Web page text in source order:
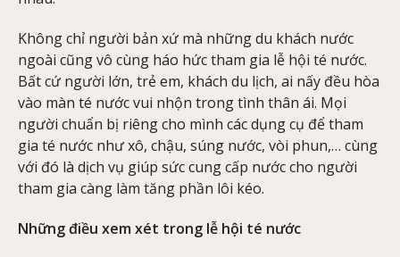
Không chỉ người bản xứ mà những du khách nước
ngoài cũng vô cùng háo hức tham gia lễ hội té nước.
Bất cứ người lớn, trẻ em, khách du lịch, ai nấy đều hòa
vào màn té nước vui nhộn trong tình thân ái. Mọi
người chuẩn bị riêng cho mình các dụng cụ để tham
gia té nước như xô, chậu, súng nước, vòi phun,… cùng
với đó là dịch vụ giúp sức cung cấp nước cho người
tham gia càng làm tăng phần lôi kéo.
Những điều xem xét trong lễ hội té nước